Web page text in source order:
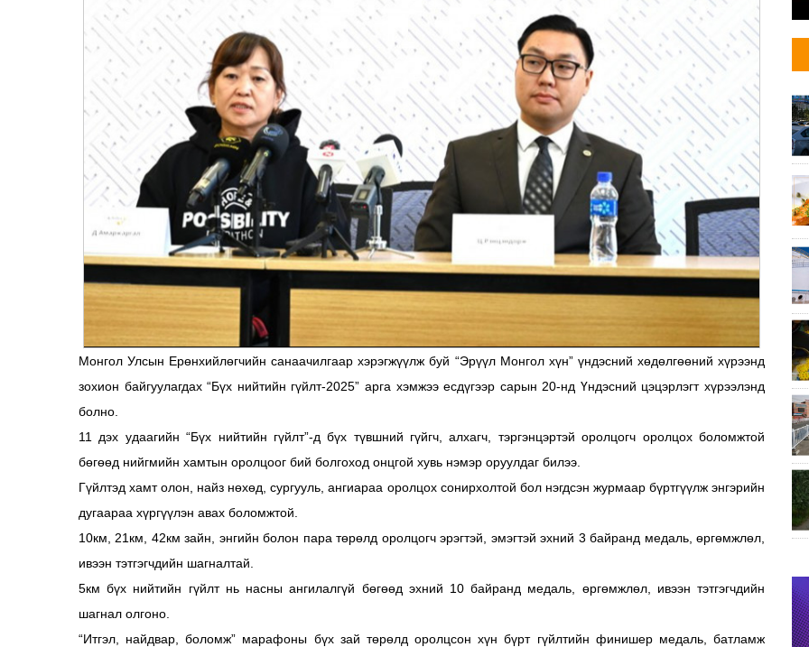
Монгол Улсын Ерөнхийлөгчийн санаачилгаар хэрэгжүүлж буй “Эрүүл Монгол хүн” үндэсний хөдөлгөөний хүрээнд
зохион байгуулагдах “Бүх нийтийн гүйлт-2025” арга хэмжээ есдүгээр сарын 20-нд Үндэсний цэцэрлэгт хүрээлэнд
болно.
11 дэх удаагийн “Бүх нийтийн гүйлт”-д бүх түвшний гүйгч, алхагч, тэргэнцэртэй оролцогч оролцох боломжтой
бөгөөд нийгмийн хамтын оролцоог бий болгоход онцгой хувь нэмэр оруулдаг билээ.
Гүйлтэд хамт олон, найз нөхөд, сургууль, ангиараа оролцох сонирхолтой бол нэгдсэн журмаар бүртгүүлж энгэрийн
дугаараа хүргүүлэн авах боломжтой.
10км, 21км, 42км зайн, энгийн болон пара төрөлд оролцогч эрэгтэй, эмэгтэй эхний 3 байранд медаль, өргөмжлөл,
ивээн тэтгэгчдийн шагналтай.
5км бүх нийтийн гүйлт нь насны ангилалгүй бөгөөд эхний 10 байранд медаль, өргөмжлөл, ивээн тэтгэгчдийн
шагнал олгоно.
“Итгэл, найдвар, боломж” марафоны бүх зай төрөлд оролцсон хүн бүрт гүйлтийн финишер медаль, батламж